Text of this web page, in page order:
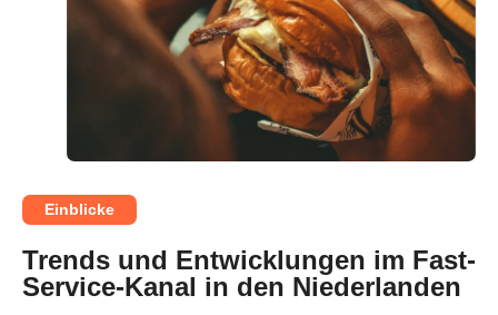
Einblicke
Trends und Entwicklungen im Fast-
Service-Kanal in den Niederlanden